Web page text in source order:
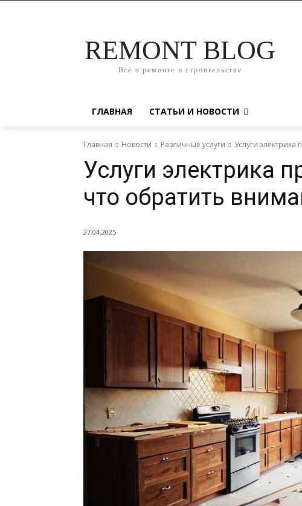
REMONT BLOG
Всё о ремонте и строительстве
ГЛАВНАЯ СТАТЬИ И НОВОСТИ
Главная Новости Различные услуги Услуги
Услуги электрика
что обратить
27.04.2025